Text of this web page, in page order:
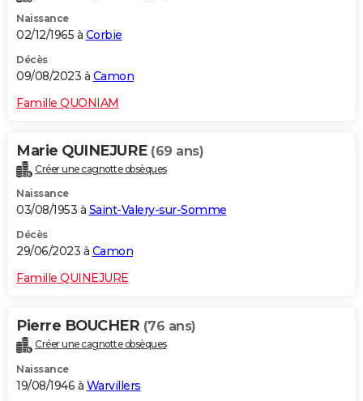
Naissance
02/12/1965 à Corbie
Décès
09/08/2023 à Camon
Famille QUONIAM
Marie QUINEJURE (69 ans)
Créer une cagnotte obsèques
Naissance
03/08/1953 à Saint-Valery-sur-Somme
Décès
29/06/2023 à Camon
Famille QUINEJURE
Pierre BOUCHER (76 ans)
Créer une cagnotte obsèques
Naissance
19/08/1946 à Warvillers